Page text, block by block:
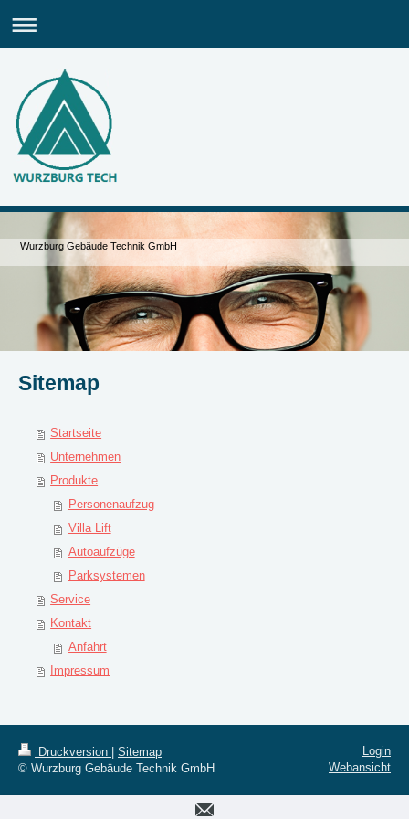
Wurzburg Gebäude Technik GmbH
Sitemap
Startseite
Unternehmen
Produkte
Personenaufzug
Villa Lift
Autoaufzüge
Parksystemen
Service
Kontakt
Anfahrt
Impressum
Druckversion
Sitemap
© Wurzburg Gebäude Technik GmbH
Login
Webansicht